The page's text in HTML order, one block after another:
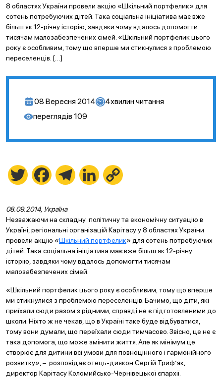
8 областях України провели акцію «Шкільний портфелик» для
сотень потребуючих дітей. Така соціальна ініціатива має вже
більш як 12-річну історію, завдяки чому вдалось допомогти
тисячам малозабезпечених сімей. «Шкільний портфелик цього
року є особливим, тому що вперше ми стикнулися з проблемою
переселенців. […]
08 Вересня 2014 4хвилин читання
переглядів 109
Twitter FacebookTelegramLinkedIn
08.09.2014, Україна
Незважаючи на складну політичну та економічну ситуацію в
Україні, регіональні організацій Карітасу у 8 областях України
провели акцію «Шкільний портфелик» для сотень потребуючих
дітей. Така соціальна ініціатива має вже більш як 12-річну
історію, завдяки чому вдалось допомогти тисячам
малозабезпечених сімей.
«Шкільний портфелик цього року є особливим, тому що вперше
ми стикнулися з проблемою переселенців. Бачимо, що діти, які
приїхали сюди разом з рідними, справді не є підготовленими до
школи. Ніхто ж не чекав, що в Україні таке буде відбуватися,
тому вони думали, що переїхали сюди тимчасово. Звісно, це не є
така допомога, що може змінити життя. Але як мінімум це
створює для дитини всі умови для повноцінного і гармонійного
розвитку», – розповідає отець-диякон Сергій Триф’як,
директор Карітасу Коломийсько-Чернівецької єпархії.